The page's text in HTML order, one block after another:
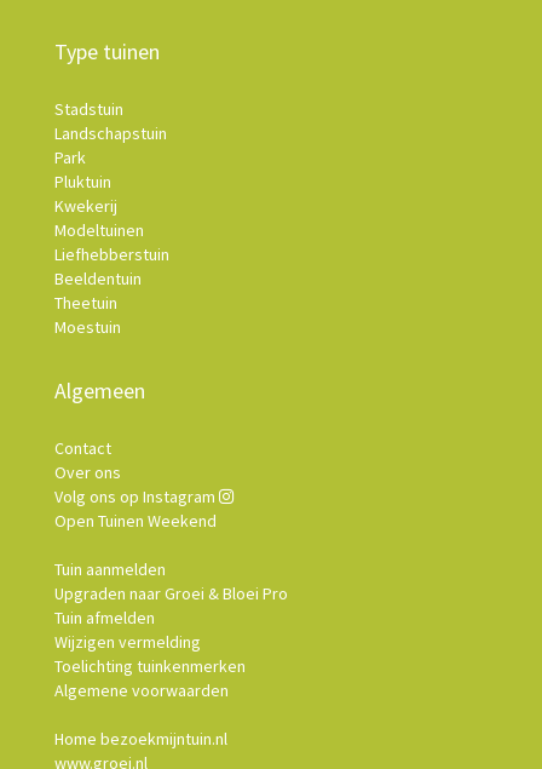
Type tuinen
Stadstuin
Landschapstuin
Park
Pluktuin
Kwekerij
Modeltuinen
Liefhebberstuin
Beeldentuin
Theetuin
Moestuin
Algemeen
Contact
Over ons
Volg ons op Instagram
Open Tuinen Weekend
Tuin aanmelden
Upgraden naar Groei & Bloei Pro
Tuin afmelden
Wijzigen vermelding
Toelichting tuinkenmerken
Algemene voorwaarden
Home bezoekmijntuin.nl
www.groei.nl